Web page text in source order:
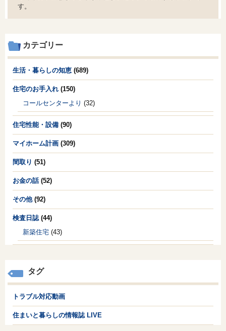
す。
カテゴリー
生活・暮らしの知恵 (689)
住宅のお手入れ (150)
コールセンターより (32)
住宅性能・設備 (90)
マイホーム計画 (309)
間取り (51)
お金の話(52)
その他(92)
検査日誌 (44)
新築住宅 (43)
タグ
トラブル対応動画
住まいと暮らしの情報誌 LIVE